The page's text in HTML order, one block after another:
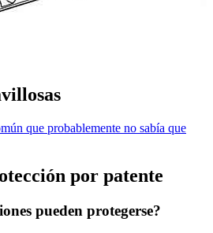
que probablemente no sabía que
por patente
pueden protegerse?